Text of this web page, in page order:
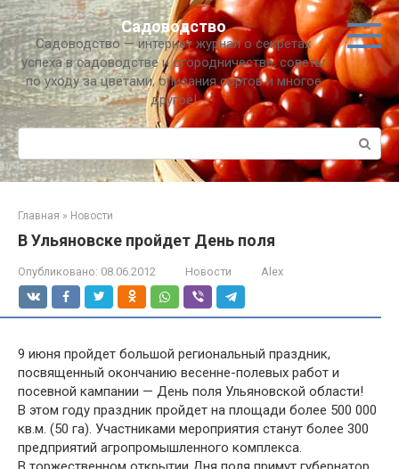
Перейти
к
контенту
Садоводство
Садоводство — интернет журнал о секретах
успеха в садоводстве и огородничестве, советы
по уходу за цветами, описания сортов и многое
другое!
Поиск:
Главная » Новости
В Ульяновске пройдет День поля
Опубликовано: 08.06.2012 Новости Alex
9 июня пройдет большой региональный праздник,
посвященный окончанию весенне-полевых работ и
посевной кампании — День поля Ульяновской области!
В этом году праздник пройдет на площади более 500 000
кв.м. (50 га). Участниками мероприятия станут более 300
предприятий агропромышленного комплекса.